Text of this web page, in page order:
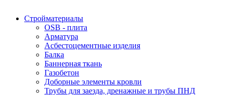
Стройматериалы
OSB - плита
Арматура
Асбестоцементные изделия
Балка
Баннерная ткань
Газобетон
Доборные элементы кровли
Трубы для заезда, дренажные и трубы ПНД